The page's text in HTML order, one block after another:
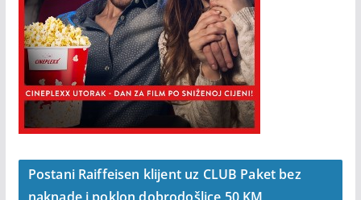
Postani Raiffeisen klijent uz CLUB Paket bez